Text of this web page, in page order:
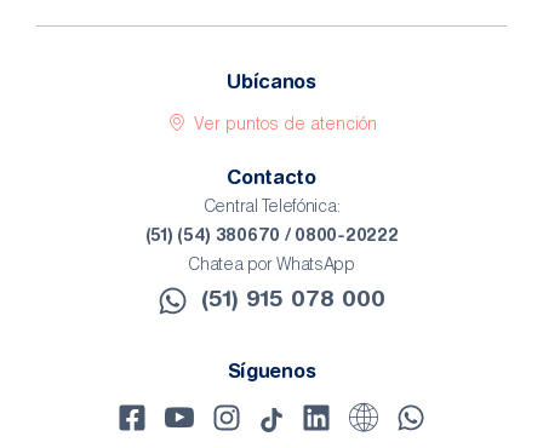
Ubícanos
Ver puntos de atención
Contacto
Central Telefónica:
(51) (54) 380670 / 0800-20222
Chatea por WhatsApp
(51) 915 078 000​
Síguenos